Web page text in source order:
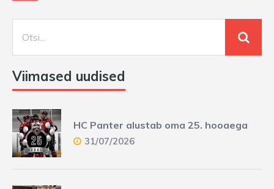
Viimased uudised
HC Panter alustab oma 25. hooaega
31/07/2026